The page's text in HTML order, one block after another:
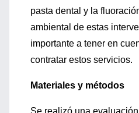
pasta dental y la
ambiental de estas
importante a tener en
contratar estos servicios.
Materiales y métodos
Se realizó una